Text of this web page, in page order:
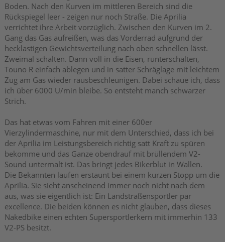
Boden. Nach den Kurven im mittleren Bereich sind die
Rückspiegel leer - zeigen nur noch Straße. Die Aprilia
verrichtet ihre Arbeit vorzüglich. Zwischen den Kurven im 2.
Gang das Gas aufreißen, was das Vorderrad aufgrund der
hecklastigen Gewichtsverteilung nach oben schnellen lässt.
Zweimal schalten. Dann voll in die Eisen, runterschalten,
Touno R einfach ablegen und in satter Schräglage mit leichtem
Zug am Gas wieder rausbeschleunigen. Dabei schaue ich, dass
ich über 6000 U/min bleibe. So entsteht manch schwarzer
Strich.
Das hat etwas vom Fahren mit einer 600er
Vierzylindermaschine, nur mit dem Unterschied, dass ich bei
der Aprilia im Leistungsbereich richtig satt Kraft zu spüren
bekomme und das Ganze obendrauf mit brüllendem V2-
Sound untermalt ist. Das bringt jedes Bikerblut in Wallen.
Die Bekannten laufen erstaunt bei einem kurzen Stopp um die
Aprilia. Sie sieht anscheinend immer noch nicht nach dem
aus, was sie eigentlich ist: Ein Landstraßensportler par
excellence. Die beiden können es nicht glauben, dass dieses
Nakedbike einen echten Supersportlerkern mit immerhin 133
V2-PS besitzt.